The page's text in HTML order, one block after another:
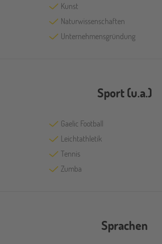
Kunst
Naturwissenschaften
Unternehmensgründung
Sport (u.a.)
Gaelic Football
Leichtathletik
Tennis
Zumba
Sprachen